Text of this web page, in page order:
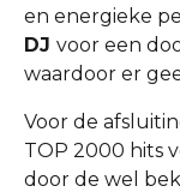
en energieke
DJ voor een
waardoor er
Voor de
TOP 2000 hits
door de wel